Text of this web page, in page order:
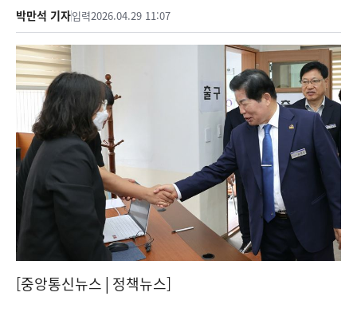
박만석 기자입력2026.04.29 11:07
[중앙통신뉴스│정책뉴스]